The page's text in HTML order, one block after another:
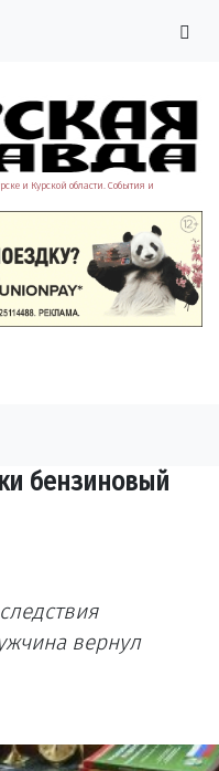
и Курской области. События и
бензиновый
вернул